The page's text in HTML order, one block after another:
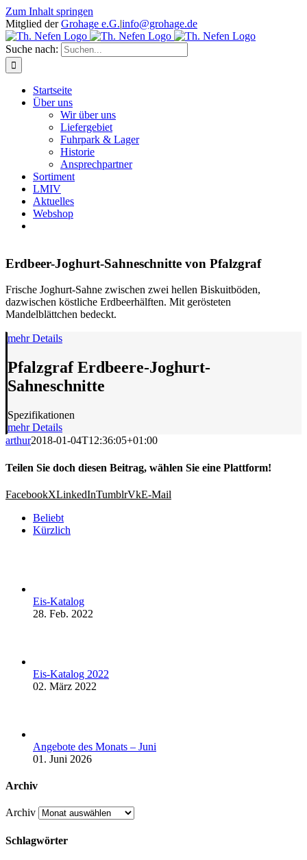
Zum Inhalt springen
Mitglied derGrohage e.G.|info@grohage.de
Suche nach:
Startseite
Über uns
Wir über uns
Liefergebiet
Fuhrpark & Lager
Historie
Ansprechpartner
Sortiment
LMIV
Aktuelles
Webshop
Erdbeer-Joghurt-Sahneschnitte von Pfalzgraf
Frische Joghurt-Sahne zwischen zwei hellen Biskuitböden,
dazwischen köstliche Erdbeerhälften. Mit gerösteten
Mandelblättchen bedeckt.
mehr Details
Pfalzgraf Erdbeere-Joghurt-
Sahneschnitte
Spezifikationen
mehr Details
arthur2018-01-04T12:36:05+01:00
Teilen Sie doch diesen Beitrag, wählen Sie eine Plattform!
FacebookXLinkedInTumblrVkE-Mail
Beliebt
Kürzlich
Eis-Katalog
28. Feb. 2022
Eis-Katalog 2022
02. März 2022
Angebote des Monats – Juni
01. Juni 2026
Archiv
Archiv
Schlagwörter